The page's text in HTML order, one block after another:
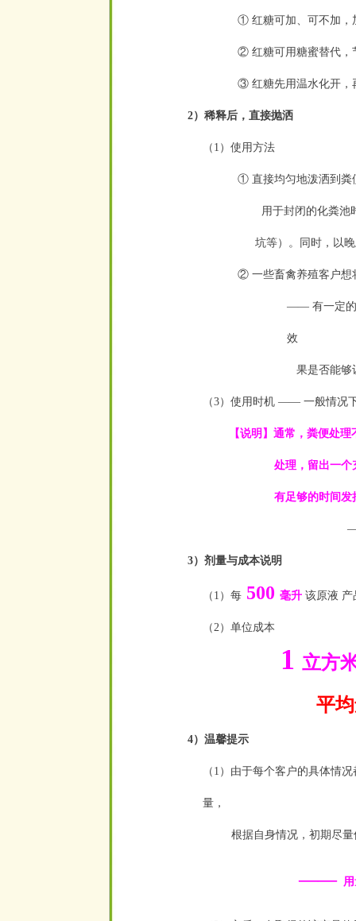
① 红糖可加、可不加，
② 红糖可用糖蜜替代，
③ 红糖先用温水化开，
2）稀释后，直接抛洒
（1）使用方法
① 直接均匀地泼洒到粪
用于封闭的化粪池
坑等）。同时，以
② 一些畜禽养殖客户想
—— 有一定的
效
果是否能够
（3）使用时机 —— 一般情况
【说明】通常，粪便处
处理， 留出一个
有足够的时间发
3）剂量与成本说明
（1）每 500 毫升 该原液 产
（2）单位成本
1 立方
平均
4）温馨提示
（1）由于每个客户的具体情
量，
根据自身情况，初期尽
——用